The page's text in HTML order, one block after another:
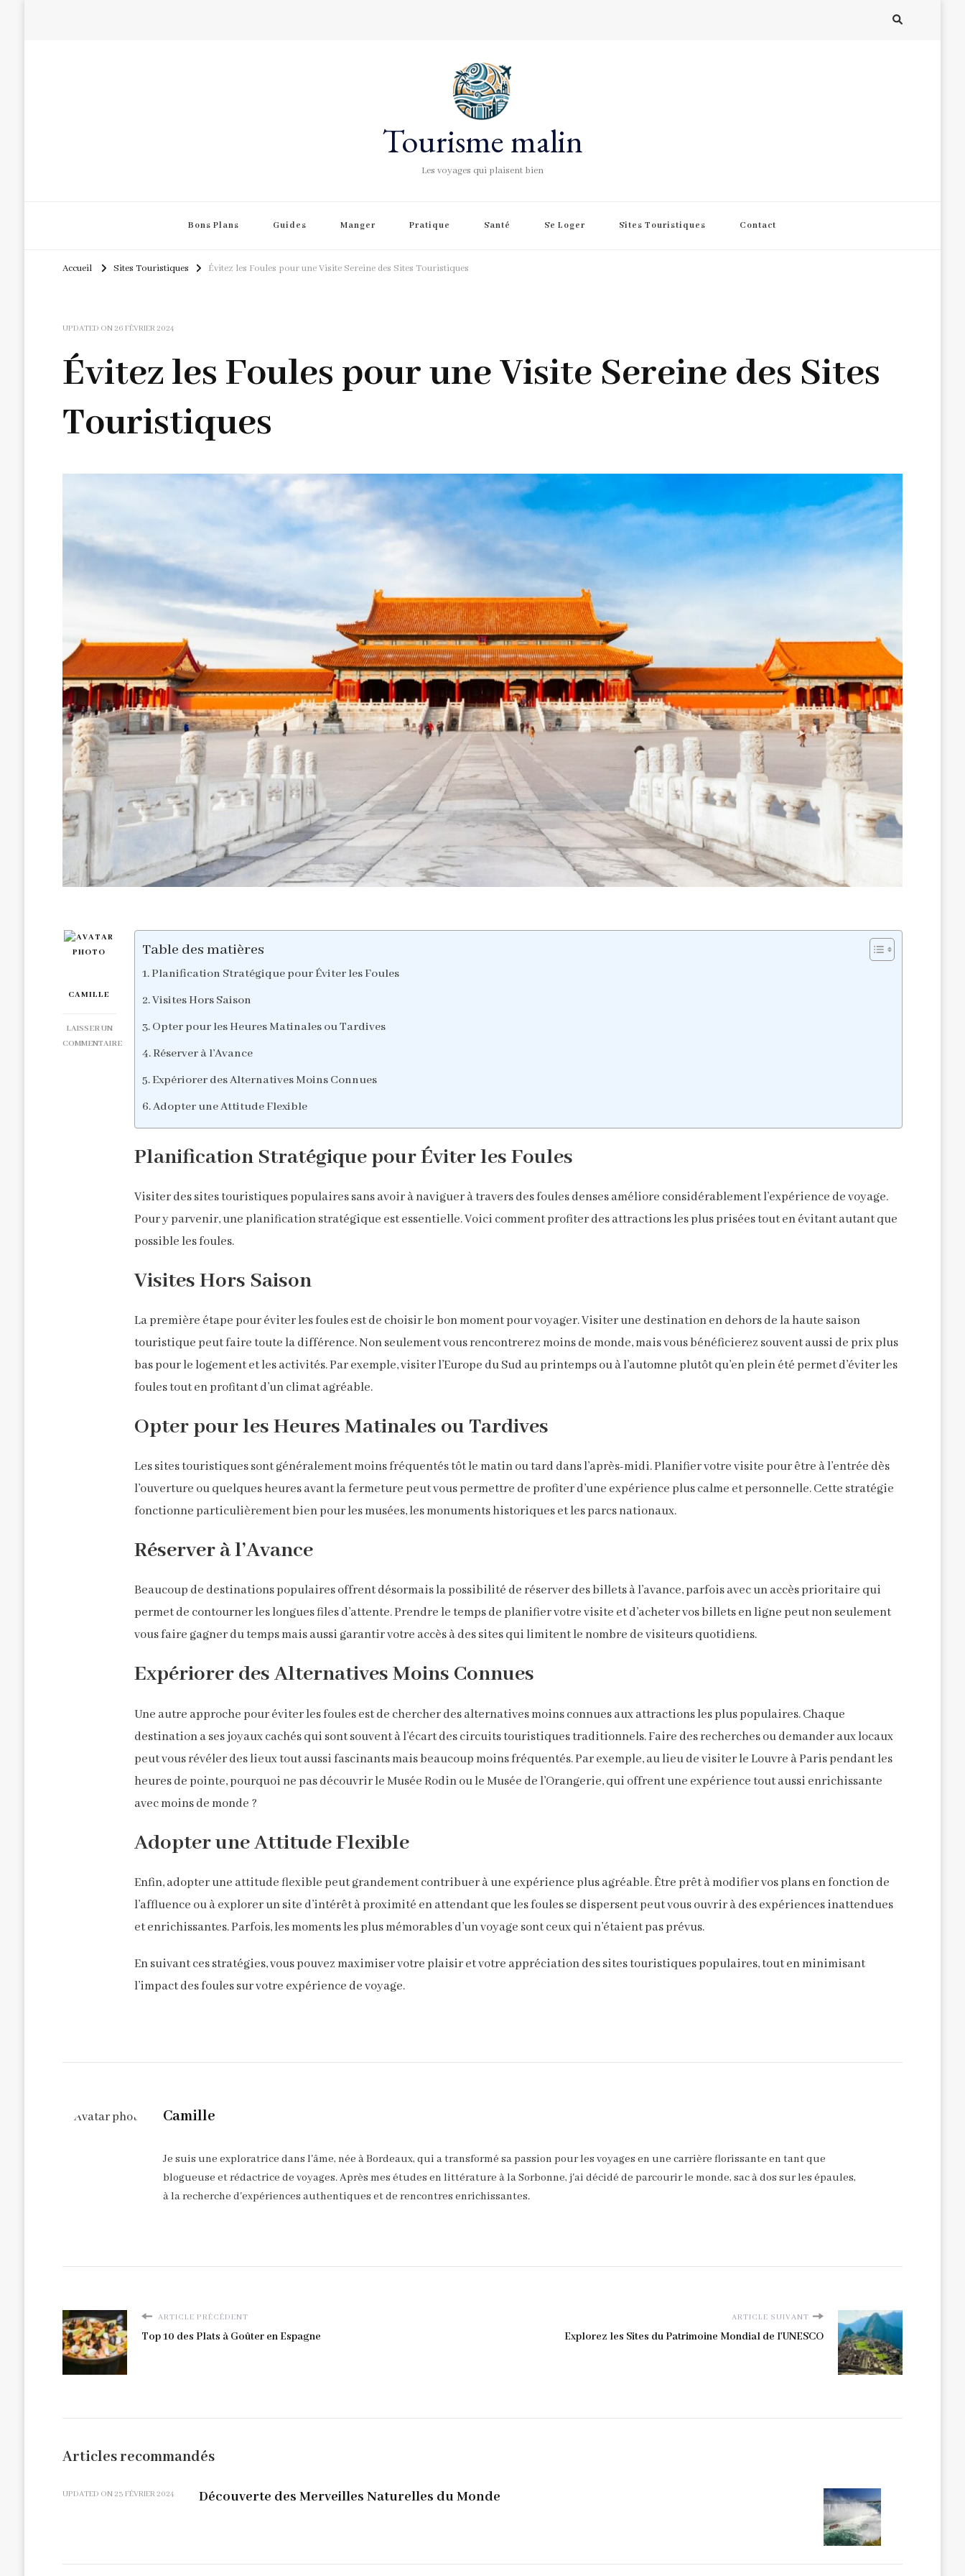
Tourisme malin
Les voyages qui plaisent bien
Bons Plans Guides Manger Pratique Santé Se Loger Sites Touristiques Contact
Accueil Sites Touristiques Évitez les Foules pour une Visite Sereine des Sites Touristiques
UPDATED ON26 FÉVRIER 2024
Évitez les Foules pour une Visite Sereine des Sites
Touristiques
CAMILLE
LAISSER UN
COMMENTAIRE
Table des matières
Planification Stratégique pour Éviter les Foules
Visites Hors Saison
Opter pour les Heures Matinales ou Tardives
Réserver à l’Avance
Expériorer des Alternatives Moins Connues
Adopter une Attitude Flexible
Planification Stratégique pour Éviter les Foules
Visiter des sites touristiques populaires sans avoir à naviguer à travers des foules denses améliore considérablement l’expérience de voyage.
Pour y parvenir, une planification stratégique est essentielle. Voici comment profiter des attractions les plus prisées tout en évitant autant que
possible les foules.
Visites Hors Saison
La première étape pour éviter les foules est de choisir le bon moment pour voyager. Visiter une destination en dehors de la haute saison
touristique peut faire toute la différence. Non seulement vous rencontrerez moins de monde, mais vous bénéficierez souvent aussi de prix plus
bas pour le logement et les activités. Par exemple, visiter l’Europe du Sud au printemps ou à l’automne plutôt qu’en plein été permet d’éviter les
foules tout en profitant d’un climat agréable.
Opter pour les Heures Matinales ou Tardives
Les sites touristiques sont généralement moins fréquentés tôt le matin ou tard dans l’après-midi. Planifier votre visite pour être à l’entrée dès
l’ouverture ou quelques heures avant la fermeture peut vous permettre de profiter d’une expérience plus calme et personnelle. Cette stratégie
fonctionne particulièrement bien pour les musées, les monuments historiques et les parcs nationaux.
Réserver à l’Avance
Beaucoup de destinations populaires offrent désormais la possibilité de réserver des billets à l’avance, parfois avec un accès prioritaire qui
permet de contourner les longues files d’attente. Prendre le temps de planifier votre visite et d’acheter vos billets en ligne peut non seulement
vous faire gagner du temps mais aussi garantir votre accès à des sites qui limitent le nombre de visiteurs quotidiens.
Expériorer des Alternatives Moins Connues
Une autre approche pour éviter les foules est de chercher des alternatives moins connues aux attractions les plus populaires. Chaque
destination a ses joyaux cachés qui sont souvent à l’écart des circuits touristiques traditionnels. Faire des recherches ou demander aux locaux
peut vous révéler des lieux tout aussi fascinants mais beaucoup moins fréquentés. Par exemple, au lieu de visiter le Louvre à Paris pendant les
heures de pointe, pourquoi ne pas découvrir le Musée Rodin ou le Musée de l’Orangerie, qui offrent une expérience tout aussi enrichissante
avec moins de monde ?
Adopter une Attitude Flexible
Enfin, adopter une attitude flexible peut grandement contribuer à une expérience plus agréable. Être prêt à modifier vos plans en fonction de
l’affluence ou à explorer un site d’intérêt à proximité en attendant que les foules se dispersent peut vous ouvrir à des expériences inattendues
et enrichissantes. Parfois, les moments les plus mémorables d’un voyage sont ceux qui n’étaient pas prévus.
En suivant ces stratégies, vous pouvez maximiser votre plaisir et votre appréciation des sites touristiques populaires, tout en minimisant
l’impact des foules sur votre expérience de voyage.
Camille
Je suis une exploratrice dans l'âme, née à Bordeaux, qui a transformé sa passion pour les voyages en une carrière florissante en tant que
blogueuse et rédactrice de voyages. Après mes études en littérature à la Sorbonne, j'ai décidé de parcourir le monde, sac à dos sur les épaules,
à la recherche d'expériences authentiques et de rencontres enrichissantes.
ARTICLE PRÉCÉDENT
Top 10 des Plats à Goûter en Espagne
ARTICLE SUIVANT
Explorez les Sites du Patrimoine Mondial de l'UNESCO
Articles recommandés
UPDATED ON23 FÉVRIER 2024 Découverte des Merveilles Naturelles du Monde